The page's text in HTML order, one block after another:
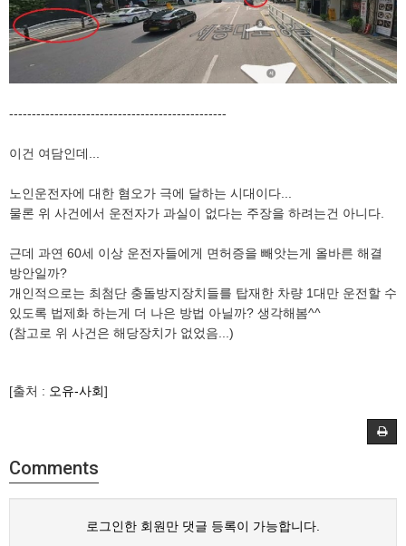
------------------------------------------------
이건 여담인데...
노인운전자에 대한 혐오가 극에 달하는 시대이다...
물론 위 사건에서 운전자가 과실이 없다는 주장을 하려는건 아니다.
근데 과연 60세 이상 운전자들에게 면허증을 빼앗는게 올바른 해결
방안일까?
개인적으로는 최첨단 충돌방지장치들를 탑재한 차량 1대만 운전할 수
있도록 법제화 하는게 더 나은 방법 아닐까? 생각해봄^^
(참고로 위 사건은 해당장치가 없었음...)
[출처 : 오유-사회]
Comments
로그인한 회원만 댓글 등록이 가능합니다.